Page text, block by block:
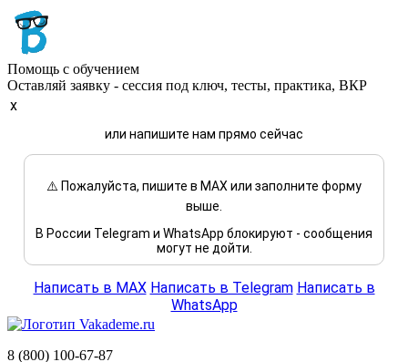
Помощь с обучением
Оставляй заявку - сессия под ключ, тесты, практика, ВКР
x
или напишите нам прямо сейчас
⚠️ Пожалуйста, пишите в MAX или заполните форму
выше.
В России Telegram и WhatsApp блокируют - сообщения
могут не дойти.
Написать в MAX Написать в Telegram Написать в
WhatsApp
8 (800) 100-67-87